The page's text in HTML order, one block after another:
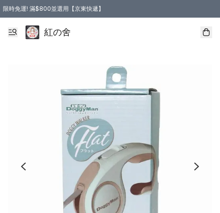
限時免運! 滿$800並選用【京東快遞】
紅の舍